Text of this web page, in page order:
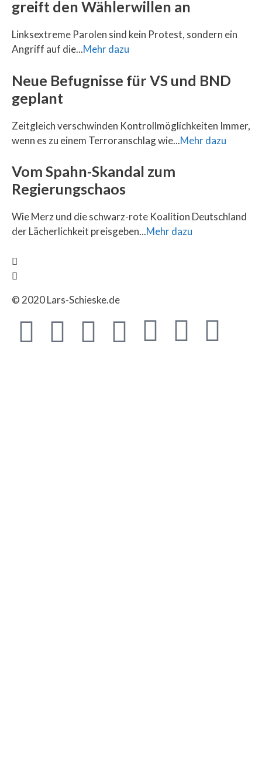
greift den Wählerwillen an
Linksextreme Parolen sind kein Protest, sondern ein
Angriff auf die...Mehr dazu
Neue Befugnisse für VS und BND
geplant
Zeitgleich verschwinden Kontrollmöglichkeiten Immer,
wenn es zu einem Terroranschlag wie...Mehr dazu
Vom Spahn-Skandal zum
Regierungschaos
Wie Merz und die schwarz-rote Koalition Deutschland
der Lächerlichkeit preisgeben...Mehr dazu
© 2020 Lars-Schieske.de